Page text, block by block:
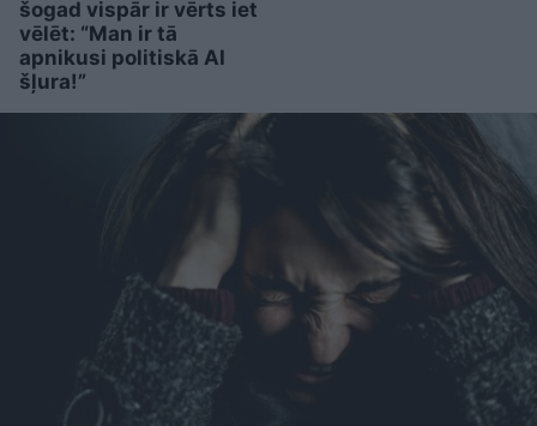
šogad vispār ir vērts iet
vēlēt: “Man ir tā
apnikusi politiskā AI
šļura!”